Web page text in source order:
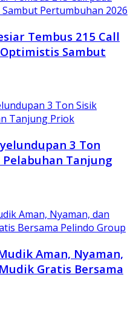
Tembus 215 Call
Sambut
3 Ton
Tanjung
Aman, Nyaman,
Gratis Bersama